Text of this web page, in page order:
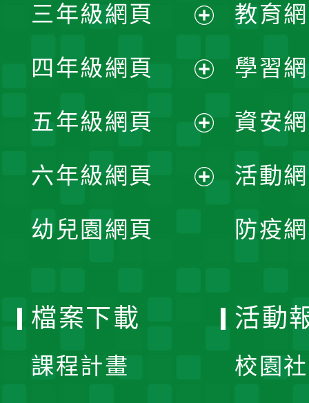
選
單
開
選
單
三年級網頁
開
選
單
四年級網頁
開
選
五年級網頁
開
六年級網頁
幼兒園網頁
教育
學習
資安
活動
防疫
檔案下載
課程計畫
活動
校園